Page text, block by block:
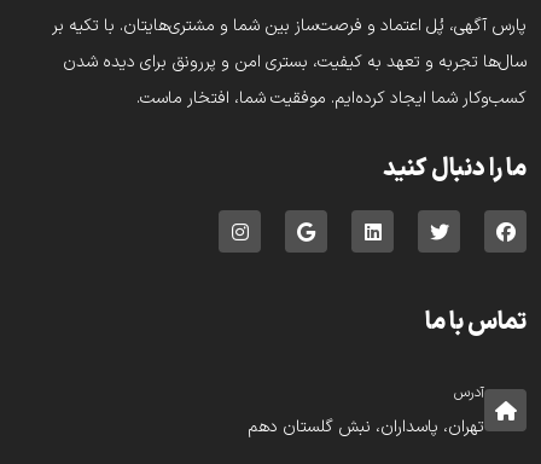
پارس‌ آگهی، پُل اعتماد و فرصت‌ساز بین شما و مشتری‌هایتان. با تکیه بر
سال‌ها تجربه و تعهد به کیفیت، بستری امن و پررونق برای دیده شدن
کسب‌وکار شما ایجاد کرده‌ایم. موفقیت شما، افتخار ماست.
ما را دنبال کنید
تماس با ما
آدرس
تهران، پاسداران، نبش گلستان دهم